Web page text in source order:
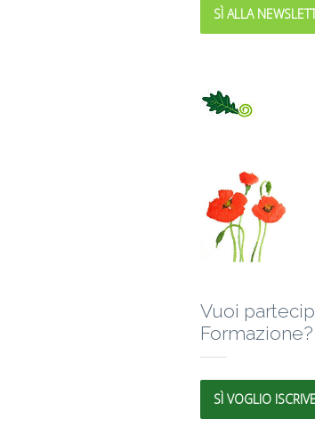
SÌ ALLA
Vuoi
Formazione?
SÌ VOGLIO